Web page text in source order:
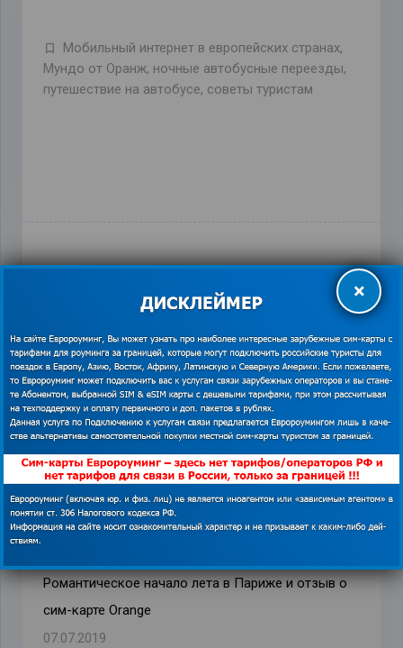
Мобильный интернет в европейских странах,
Мундо от Оранж, ночные автобусные переезды,
путешествие на автобусе, советы туристам
СЛЕДУЮЩАЯ ЗАПИСЬ
Похожие записи
Путешествие на автобусе по миру
11.08.2016
Романтическое начало лета в Париже и отзыв о
сим-карте Orange
07.07.2019
×